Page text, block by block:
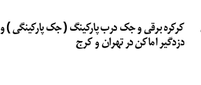
کرکره برقی و جک درب پارکینگ ( جک پارکینگی ) و
دزدگیر اماکن در تهران و کرج